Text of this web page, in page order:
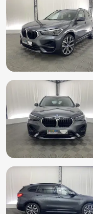
Elektrische ramen achter
Elektrische ramen voor
Elektronisch Stabiliteits
Gelimiteerd
Hill hold functie
LED dagrijverlichting
LED mistlampen
Multimedia-
Multimedia scherm
Niet in gerookt
Oplaadmogelijkheid
Passagiersstoel in
Regensensor
Ruitensproeiers/